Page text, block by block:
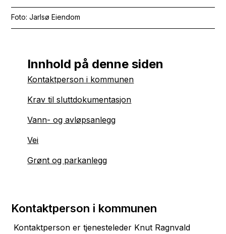
Jarlsø Eiendom
Innhold på denne siden
Kontaktperson i kommunen
Krav til sluttdokumentasjon
Vann- og avløpsanlegg
Vei
Grønt og parkanlegg
Kontaktperson i kommunen
Kontaktperson er tjenesteleder Knut Ragnvald